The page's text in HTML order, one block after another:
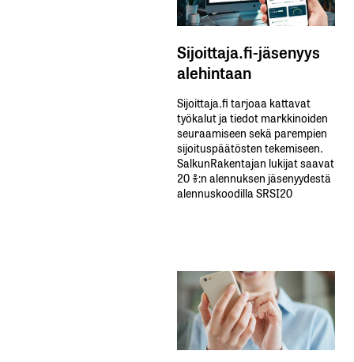
Sijoittaja.fi-jäsenyys
alehintaan
Sijoittaja.fi tarjoaa kattavat
työkalut ja tiedot markkinoiden
seuraamiseen sekä parempien
sijoituspäätösten tekemiseen.
SalkunRakentajan lukijat saavat
20 %:n alennuksen jäsenyydestä
alennuskoodilla SRSI20